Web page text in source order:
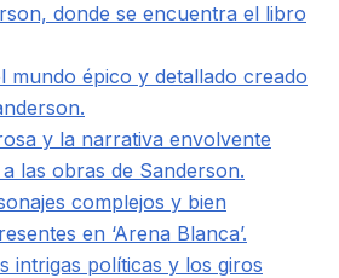
donde se encuentra el libro
mundo épico y detallado creado
y la narrativa envolvente
las obras de Sanderson.
complejos y bien
en ‘Arena Blanca’.
intrigas políticas y los giros